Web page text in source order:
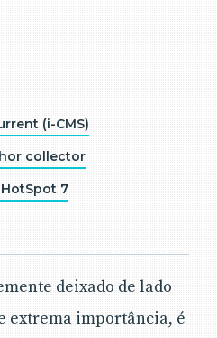
(i-CMS)
collector
7
deixado de lado
extrema importância, é